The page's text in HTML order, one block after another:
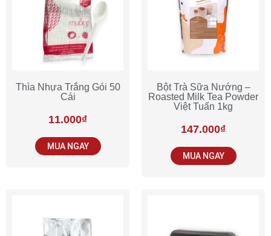
Thìa Nhựa Trắng Gói 50
Cái
11.000₫
MUA NGAY
Bột Trà Sữa Nướng –
Roasted Milk Tea Powder
Việt Tuấn 1kg
147.000₫
MUA NGAY